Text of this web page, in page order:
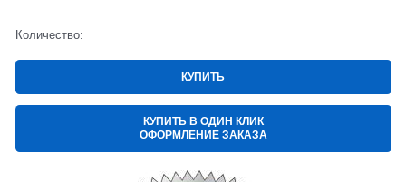
Количество:
КУПИТЬ
КУПИТЬ В ОДИН КЛИК
ОФОРМЛЕНИЕ ЗАКАЗА